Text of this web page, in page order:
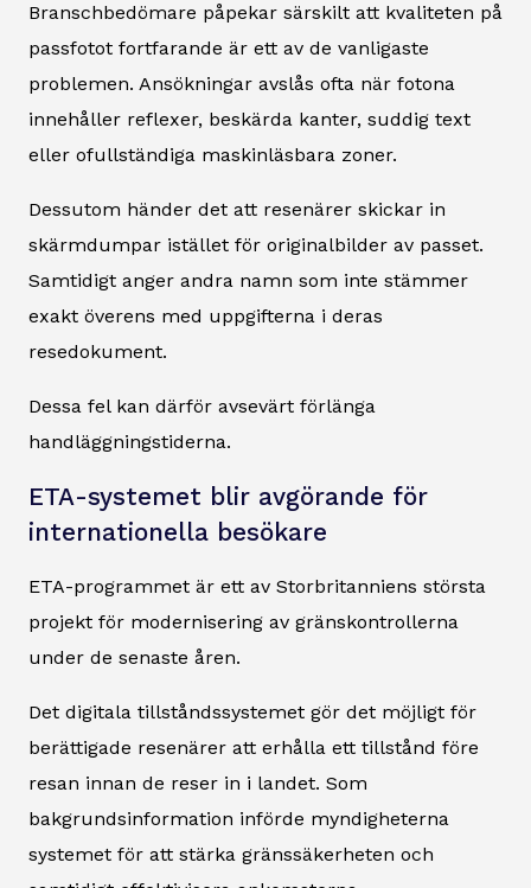
Branschbedömare påpekar särskilt att kvaliteten på
passfotot fortfarande är ett av de vanligaste
problemen. Ansökningar avslås ofta när fotona
innehåller reflexer, beskärda kanter, suddig text
eller ofullständiga maskinläsbara zoner.
Dessutom händer det att resenärer skickar in
skärmdumpar istället för originalbilder av passet.
Samtidigt anger andra namn som inte stämmer
exakt överens med uppgifterna i deras
resedokument.
Dessa fel kan därför avsevärt förlänga
handläggningstiderna.
ETA-systemet blir avgörande för
internationella besökare
ETA-programmet är ett av Storbritanniens största
projekt för modernisering av gränskontrollerna
under de senaste åren.
Det digitala tillståndssystemet gör det möjligt för
berättigade resenärer att erhålla ett tillstånd före
resan innan de reser in i landet. Som
bakgrundsinformation införde myndigheterna
systemet för att stärka gränssäkerheten och